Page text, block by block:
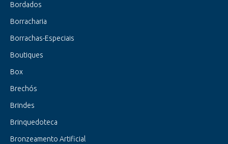
Bordados
Borracharia
Borrachas-Especiais
Boutiques
Box
Brechós
Brindes
Brinquedoteca
Bronzeamento Artificial